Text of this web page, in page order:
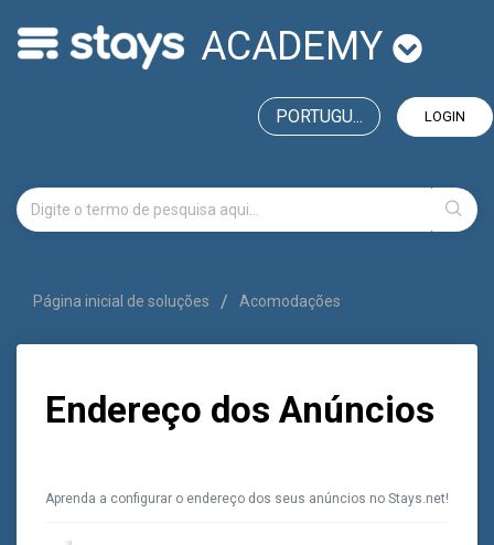
ACADEMY
LOGIN
PORTUGU...
Página inicial de soluções Acomodações
Endereço dos Anúncios
Aprenda a configurar o endereço dos seus anúncios no Stays.net!